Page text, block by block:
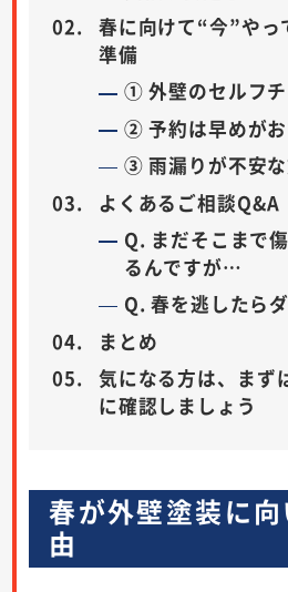
春に向けて“今”やっ
準備
① 外壁のセルフ
② 予約は早めが
③ 雨漏りが不安
よくあるご相談Q&A
Q. まだそこまで
るんですが…
Q. 春を逃したら
まとめ
気になる方は、まず
に確認しましょう
春が外壁塗装に
由